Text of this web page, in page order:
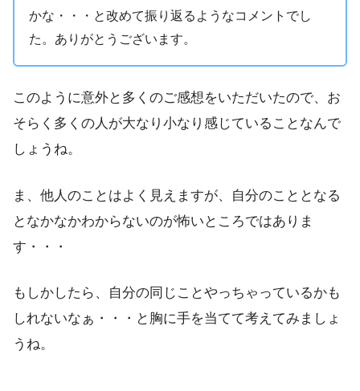
かな・・・と改めて振り返るようなコメントでし
た。ありがとうございます。
このように意外と多くのご感想をいただいたので、お
そらく多くの人が大なり小なり感じていることなんで
しょうね。
ま、他人のことはよく見えますが、自分のこととなる
となかなかわからないのが怖いところではありま
す・・・
もしかしたら、自分の同じことやっちゃっているかも
しれないなぁ・・・と胸に手を当てて考えてみましょ
うね。